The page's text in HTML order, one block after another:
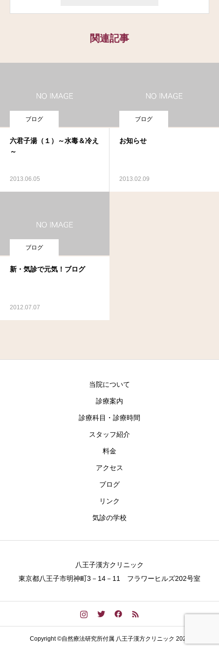
関連記事
ブログ
六君子湯（１）～水毒＆冷え
～
2013.06.05
ブログ
お知らせ
2013.02.09
ブログ
新・気診で元気！ブログ
2012.07.07
当院について
診療案内
診療科目・診療時間
スタッフ紹介
料金
アクセス
ブログ
リンク
気診の学校
八王子漢方クリニック
東京都八王子市明神町3－14－11 フラワーヒルズ202号室
Copyright ©自然療法研究所付属 八王子漢方クリニック 2023